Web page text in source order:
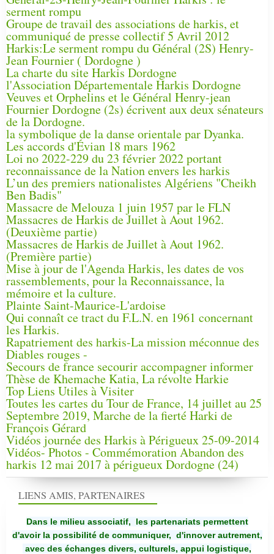
serment rompu
Groupe de travail des associations de harkis, et
communiqué de presse collectif 5 Avril 2012
Harkis:Le serment rompu du Général (2S) Henry-
Jean Fournier ( Dordogne )
La charte du site Harkis Dordogne
l'Association Départementale Harkis Dordogne
Veuves et Orphelins et le Général Henry-jean
Fournier Dordogne (2s) écrivent aux deux sénateurs
de la Dordogne.
la symbolique de la danse orientale par Dyanka.
Les accords d'Évian 18 mars 1962
Loi no 2022-229 du 23 février 2022 portant
reconnaissance de la Nation envers les harkis
L’un des premiers nationalistes Algériens "Cheikh
Ben Badis"
Massacre de Melouza 1 juin 1957 par le FLN
Massacres de Harkis de Juillet à Aout 1962.
(Deuxième partie)
Massacres de Harkis de Juillet à Aout 1962.
(Première partie)
Mise à jour de l'Agenda Harkis, les dates de vos
rassemblements, pour la Reconnaissance, la
mémoire et la culture.
Plainte Saint-Maurice-L'ardoise
Qui connaît ce tract du F.L.N. en 1961 concernant
les Harkis.
Rapatriement des harkis-La mission méconnue des
Diables rouges -
Secours de france secourir accompagner informer
Thèse de Khemache Katia, La révolte Harkie
Top Liens Utiles à Visiter
Toutes les cartes du Tour de France, 14 juillet au 25
Septembre 2019, Marche de la fierté Harki de
François Gérard
Vidéos journée des Harkis à Périgueux 25-09-2014
Vidéos- Photos - Commémoration Abandon des
harkis 12 mai 2017 à périgueux Dordogne (24)
LIENS AMIS, PARTENAIRES
Dans le milieu associatif, les partenariats permettent
d'avoir la possibilité de communiquer, d'innover autrement,
avec des échanges divers, culturels, appui logistique,